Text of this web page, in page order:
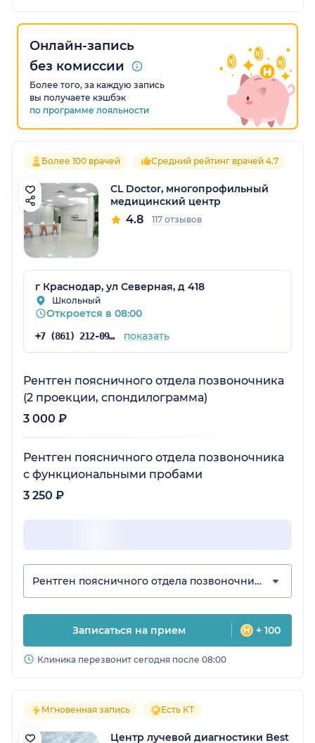
Онлайн-запись
без комиссии
Более того, за каждую запись
вы получаете кэшбэк
по программе лояльности
Более 100 врачей Средний рейтинг врачей 4.7
CL Doctor, многопрофильный
медицинский центр
4.8 117 отзывов
г Краснодар, ул Северная, д 418
Школьный
Откроется в 08:00
+7 (861) 212-09-71 показать
Рентген поясничного отдела позвоночника
(2 проекции, спондилограмма)
3 000 ₽
Рентген поясничного отдела позвоночника
с функциональными пробами
3 250 ₽
Рентген поясничного отдела позвоночника
Записаться на прием + 100
Клиника перезвонит сегодня после 08:00
Мгновенная запись Есть КТ
Центр лучевой диагностики Best